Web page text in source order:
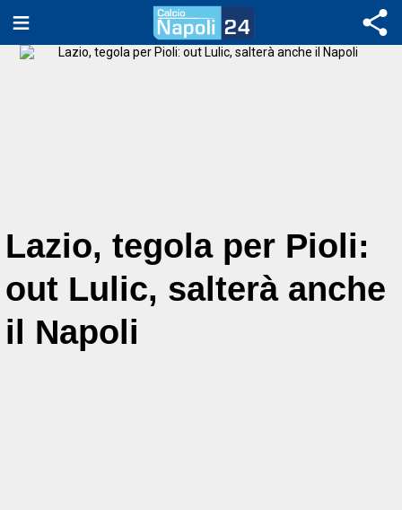
Lazio, tegola per Pioli:
out Lulic, salterà anche
il Napoli